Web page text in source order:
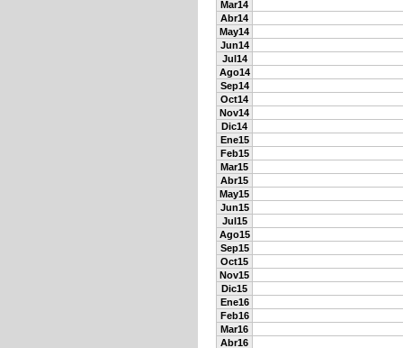
Mar14
Abr14
May14
Jun14
Jul14
Ago14
Sep14
Oct14
Nov14
Dic14
Ene15
Feb15
Mar15
Abr15
May15
Jun15
Jul15
Ago15
Sep15
Oct15
Nov15
Dic15
Ene16
Feb16
Mar16
Abr16